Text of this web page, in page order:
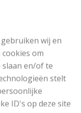
wij en
om
en/of te
stelt
ID's op deze site
verschillende